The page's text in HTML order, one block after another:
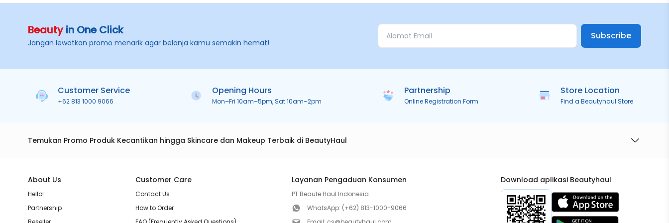
Beautyin One Click
Jangan lewatkan promo menarik agar belanja kamu semakin hemat!
Subscribe
Customer Service
+62 813 1000 9066
Opening Hours
Mon–Fri 10am–5pm, Sat 10am–2pm
Partnership
Online Registration Form
Store Location
Find a Beautyhaul Store
Temukan Promo Produk Kecantikan hingga Skincare dan Makeup Terbaik di BeautyHaul
About Us
Hello!
Partnership
Customer Care
Contact Us
How to Order
Layanan Pengaduan Konsumen
PT Beaute Haul Indonesia
WhatsApp: (+62) 813-1000-9066
Download aplikasi Beautyhaul